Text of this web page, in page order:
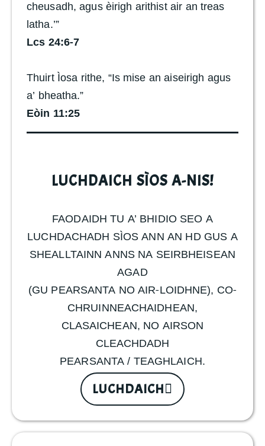
cheusadh, agus èirigh arithist air an treas
latha.’”
Lcs 24:6-7
Thuirt Ìosa rithe, “Is mise an aiseirigh agus
a’ bheatha.”
Eòin 11:25
LUCHDAICH SÌOS A-NIS!
FAODAIDH TU A’ BHIDIO SEO A
LUCHDACHADH SÌOS ANN AN HD GUS A
SHEALLTAINN ANNS NA SEIRBHEISEAN
AGAD
(GU PEARSANTA NO AIR-LOIDHNE), CO-
CHRUINNEACHAIDHEAN,
CLASAICHEAN, NO AIRSON
CLEACHDADH
PEARSANTA / TEAGHLAICH.
LUCHDAICH